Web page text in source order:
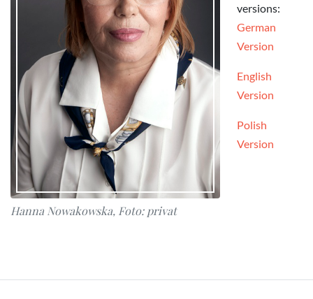
Hanna Nowakowska, Foto: privat
versions:
German
Version
English
Version
Polish
Version